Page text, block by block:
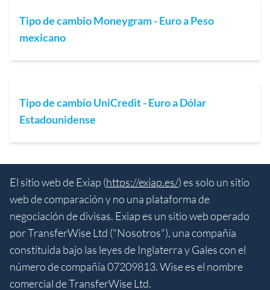
Tipo de cambio Moneygram - Euro a Peso
mexicano
Tipo de cambio UniCredit - Euro a Dólar
Estadounidense
El sitio web de Exiap (https://exiap.es/) es solo un sitio
web de comparación y no una plataforma de
negociación de divisas. Exiap es un sitio web operado
por TransferWise Ltd ("Nosotros"), una compañía
constituida bajo las leyes de Inglaterra y Gales con el
número de compañía 07209813. Wise es el nombre
comercial de TransferWise Ltd.